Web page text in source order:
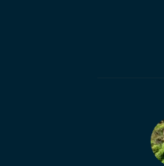
AUTEUR